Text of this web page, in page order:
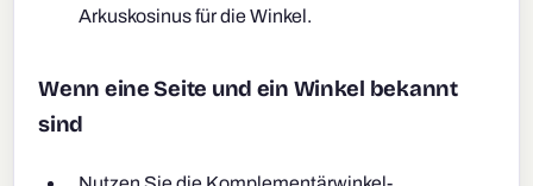
Arkuskosinus für die Winkel.
Wenn eine Seite und ein Winkel bekannt
sind